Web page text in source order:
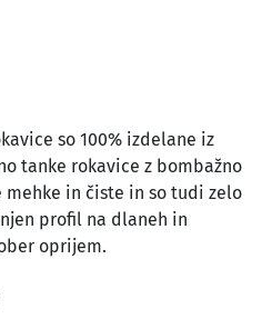
so 100% izdelane iz
tanke rokavice z bombažno
mehke in čiste in so tudi zelo
profil na dlaneh in
oprijem.